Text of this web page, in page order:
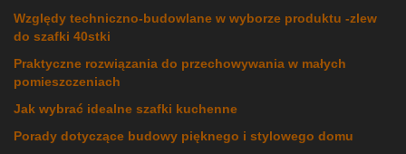
Względy techniczno-budowlane w wyborze produktu -zlew
do szafki 40stki
Praktyczne rozwiązania do przechowywania w małych
pomieszczeniach
Jak wybrać idealne szafki kuchenne
Porady dotyczące budowy pięknego i stylowego domu